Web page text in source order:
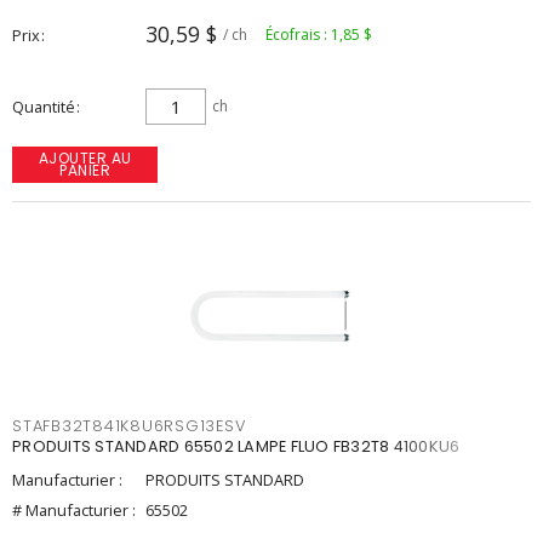
Prix 30,59 $ / ch Écofrais : 1,85 $
Quantité ch
AJOUTER AU
PANIER
STAFB32T841K8U6RSG13ESV
PRODUITS STANDARD 65502 LAMPE FLUO FB32T8 4100KU6
Manufacturier :
PRODUITS STANDARD
# Manufacturier : 65502